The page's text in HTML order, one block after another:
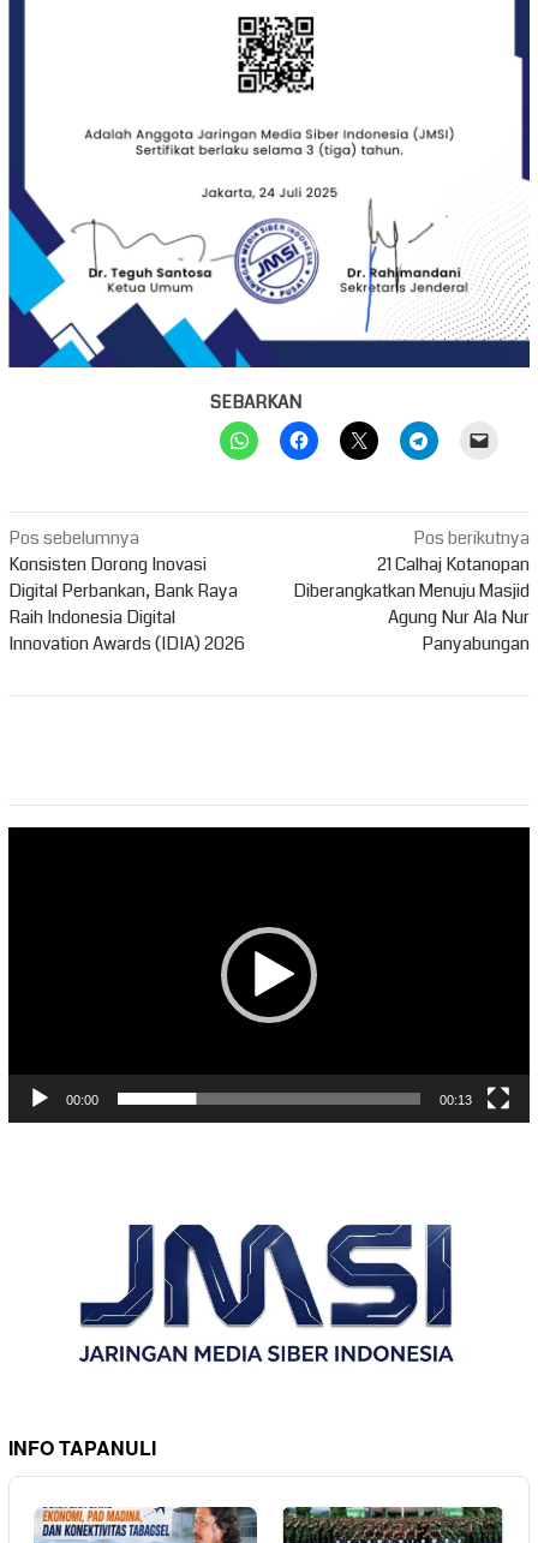
SEBARKAN
Navigasi
pos
Pos sebelumnya
Konsisten Dorong Inovasi
Digital Perbankan, Bank Raya
Raih Indonesia Digital
Innovation Awards (IDIA) 2026
Pos berikutnya
21 Calhaj Kotanopan
Diberangkatkan Menuju Masjid
Agung Nur Ala Nur
Panyabungan
00:00 00:13
INFO TAPANULI